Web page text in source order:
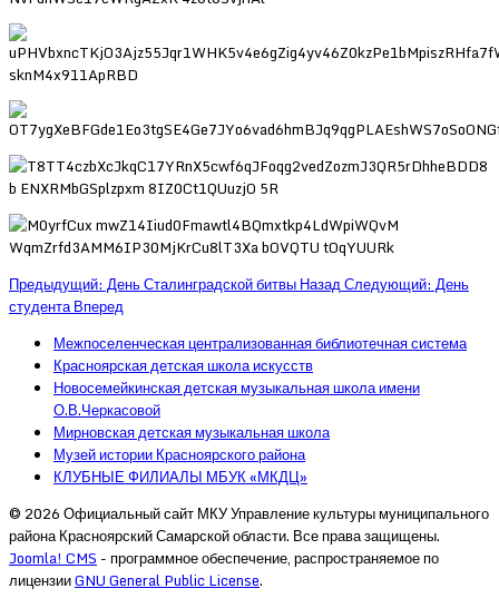
Предыдущий: День Сталинградской битвыНазадСледующий: День
студентаВперед
Межпоселенческая централизованная библиотечная система
Красноярская детская школа искусств
Новосемейкинская детская музыкальная школа имени
О.В.Черкасовой
Мирновская детская музыкальная школа
Музей истории Красноярского района
КЛУБНЫЕ ФИЛИАЛЫ МБУК «МКДЦ»
© 2026 Официальный сайт МКУ Управление культуры муниципального
района Красноярский Самарской области. Все права защищены.
Joomla! CMS - программное обеспечение, распространяемое по
лицензииGNU General Public License.